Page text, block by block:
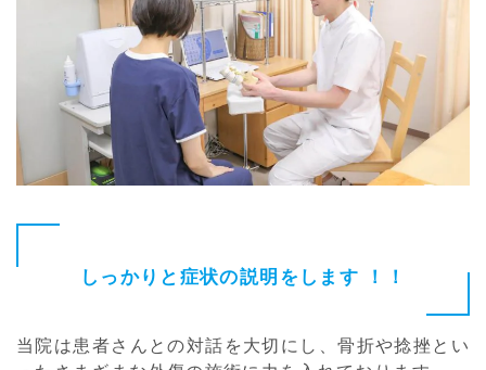
しっかりと症状の説明をします ！！
当院は患者さんとの対話を大切にし、骨折や捻挫とい